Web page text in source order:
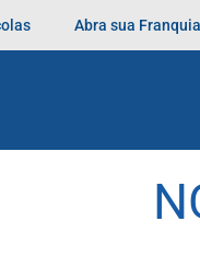
Abra sua Franquia